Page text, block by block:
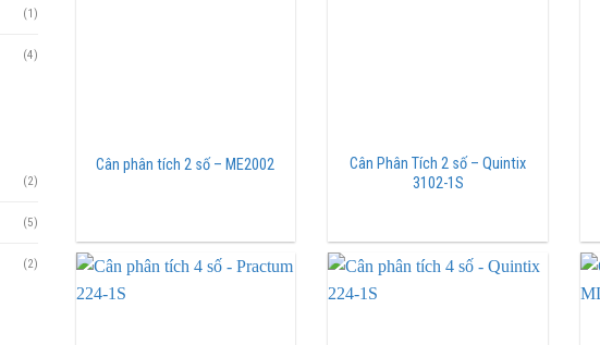
(1)
(4)
(2)
(5)
(2)
Cân phân tích 2 số – ME2002
Cân Phân Tích 2 số – Quintix
3102-1S